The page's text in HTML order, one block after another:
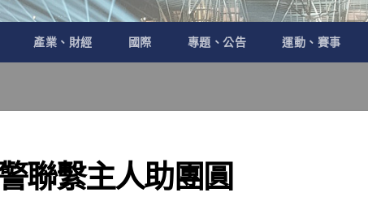
產業、財經 國際 專題、公告 運動、賽事
聯繫主人助團圓